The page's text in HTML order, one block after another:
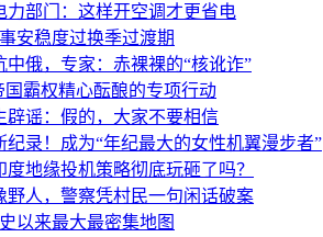
部门：这样开空调才更省电
安稳度过换季过渡期
俄，专家：赤裸裸的“核讹诈”
国霸权精心酝酿的专项行动
谣：假的，大家不要相信
录！成为“年纪最大的女性机翼漫步者”
地缘投机策略彻底玩砸了吗？
野人，警察凭村民一句闲话破案
以来最大最密集地图